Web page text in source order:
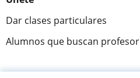
Dar clases particulares
Alumnos que buscan profesor